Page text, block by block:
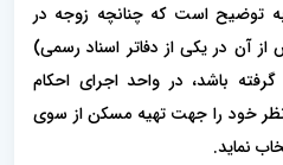
توضیح است که چنانچه زوجه در
آن در یکی از دفاتر اسناد رسمی)
باشد، در واحد اجرای احکام
خود را جهت تهیه مسکن از سوی
نماید.